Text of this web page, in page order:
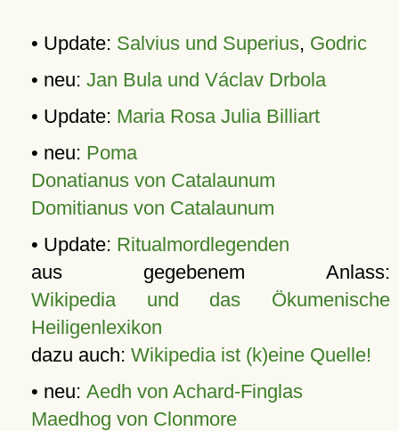
• Update: Salvius und Superius, Godric
• neu: Jan Bula und Václav Drbola
• Update: Maria Rosa Julia Billiart
• neu: Poma
Donatianus von Catalaunum
Domitianus von Catalaunum
• Update: Ritualmordlegenden
aus gegebenem Anlass:
Wikipedia und das Ökumenische
Heiligenlexikon
dazu auch: Wikipedia ist (k)eine Quelle!
• neu: Aedh von Achard-Finglas
Maedhog von Clonmore